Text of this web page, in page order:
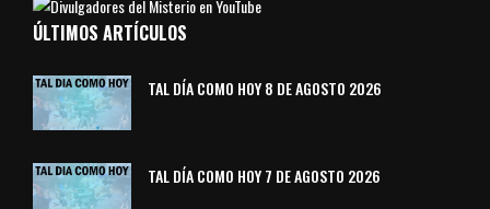
ÚLTIMOS ARTÍCULOS
TAL DÍA COMO HOY 8 DE AGOSTO 2026
TAL DÍA COMO HOY 7 DE AGOSTO 2026